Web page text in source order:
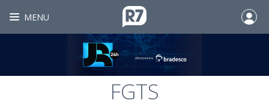
MENU
FGTS